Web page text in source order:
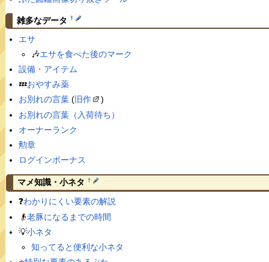
雑多なデータ †
エサ
🎶エサを食べた後のマーク
設備・アイテム
💤おやすみ薬
お別れの言葉(旧作
)
お別れの言葉（入荷待ち）
オーナーランク
勲章
ログインボーナス
マメ知識・小ネタ †
❓わかりにくい要素の解説
👴老豚になるまでの時間
💡小ネタ
知ってると便利な小ネタ